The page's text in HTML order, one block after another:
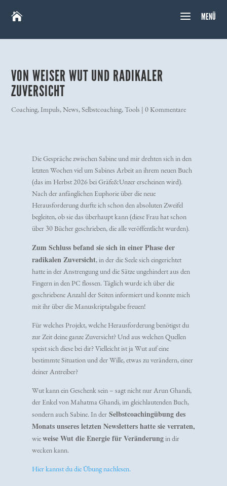
 MENÜ
VON WEISER WUT UND RADIKALER
ZUVERSICHT
Coaching,Impuls,News,Selbstcoaching,Tools |0 Kommentare
Die Gespräche zwischen Sabine und mir drehten sich in den
letzten Wochen viel um Sabines Arbeit an ihrem neuen Buch
(das im Herbst 2026 bei Gräfe&Unzer erscheinen wird).
Nach der anfänglichen Euphorie über die neue
Herausforderung durfte ich schon den absoluten Zweifel
begleiten, ob sie das überhaupt kann (diese Frau hat schon
über 30 Bücher geschrieben, die alle veröffentlicht wurden).
Zum Schluss befand sie sich in einer Phase der
radikalen Zuversicht, in der die Seele sich eingerichtet
hatte in der Anstrengung und die Sätze ungehindert aus den
Fingern in den PC flossen. Täglich wurde ich über die
geschriebene Anzahl der Seiten informiert und konnte mich
mit ihr über die Manuskriptabgabe freuen!
Für welches Projekt, welche Herausforderung benötigst du
zur Zeit deine ganze Zuversicht? Und aus welchen Quellen
speist sich diese bei dir? Vielleicht ist ja Wut auf eine
bestimmte Situation und der Wille, etwas zu verändern, einer
deiner Antreiber?
Wut kann ein Geschenk sein – sagt nicht nur Arun Ghandi,
der Enkel von Mahatma Ghandi, im gleichlautenden Buch,
sondern auch Sabine. In derSelbstcoachingübung des
Monats unseres letzten Newsletters hatte sie verraten,
wieweise Wut die Energie für Veränderungin dir
wecken kann.
Hier kannst du die Übung nachlesen.